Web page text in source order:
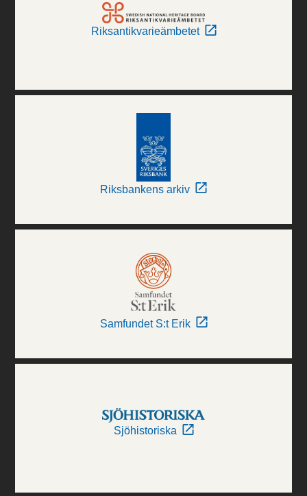
Riksantikvarieämbetet
Riksbankens arkiv
Samfundet S:t Erik
Sjöhistoriska